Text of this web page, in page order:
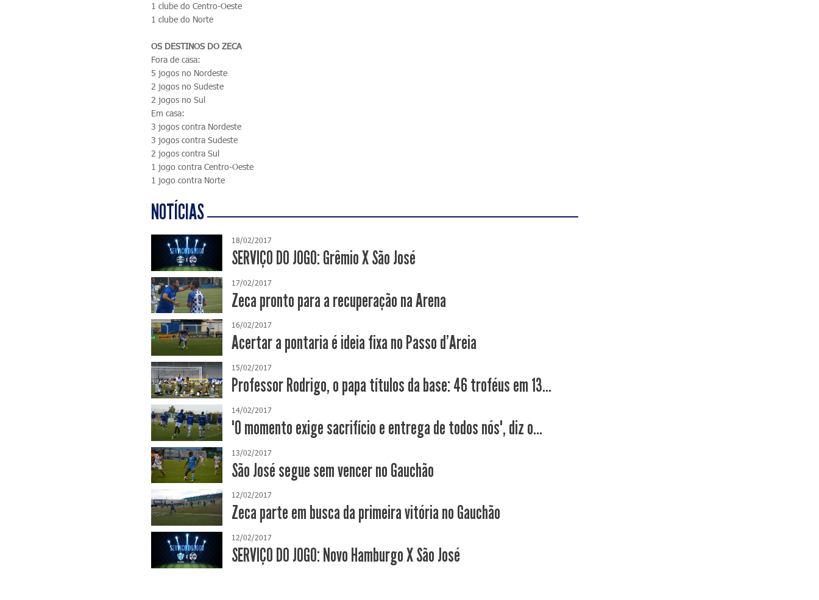
1 clube do Centro-Oeste
1 clube do Norte
OS DESTINOS DO ZECA
Fora de casa:
5 jogos no Nordeste
2 jogos no Sudeste
2 jogos no Sul
Em casa:
3 jogos contra Nordeste
3 jogos contra Sudeste
2 jogos contra Sul
1 jogo contra Centro-Oeste
1 jogo contra Norte
NOTÍCIAS
18/02/2017
SERVIÇO DO JOGO: Grêmio X São José
17/02/2017
Zeca pronto para a recuperação na Arena
16/02/2017
Acertar a pontaria é ideia fixa no Passo d'Areia
15/02/2017
Professor Rodrigo, o papa títulos da base: 46 troféus em 13...
14/02/2017
"O momento exige sacrifício e entrega de todos nós", diz o...
13/02/2017
São José segue sem vencer no Gauchão
12/02/2017
Zeca parte em busca da primeira vitória no Gauchão
12/02/2017
SERVIÇO DO JOGO: Novo Hamburgo X São José